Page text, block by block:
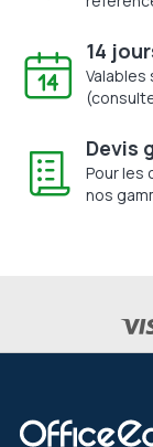
14
Devis
Pour les
nos